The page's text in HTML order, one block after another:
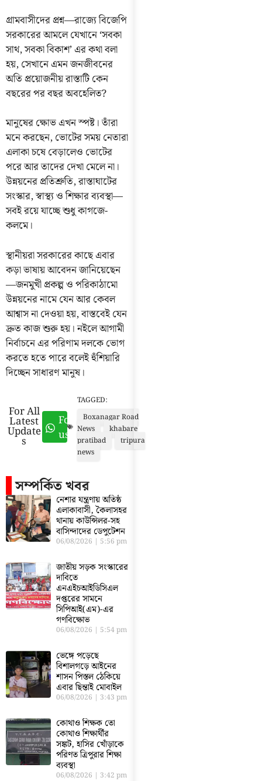
গ্রামবাসীদের প্রশ্ন—রাজ্যে বিজেপি
সরকারের আমলে যেখানে ‘সবকা
সাথ, সবকা বিকাশ’ এর কথা বলা
হয়, সেখানে এমন জনজীবনের
অতি প্রয়োজনীয় রাস্তাটি কেন
বছরের পর বছর অবহেলিত?
মানুষের ক্ষোভ এখন স্পষ্ট। তাঁরা
মনে করছেন, ভোটের সময় নেতারা
এলাকা চষে বেড়ালেও ভোটের
পরে আর তাদের দেখা মেলে না।
উন্নয়নের প্রতিশ্রুতি, রাস্তাঘাটের
সংস্কার, স্বাস্থ্য ও শিক্ষার ব্যবস্থা—
সবই রয়ে যাচ্ছে শুধু কাগজে-
কলমে।
স্থানীয়রা সরকারের কাছে এবার
কড়া ভাষায় আবেদন জানিয়েছেন
—জনমুখী প্রকল্প ও পরিকাঠামো
উন্নয়নের নামে যেন আর কেবল
আশ্বাস না দেওয়া হয়, বাস্তবেই যেন
দ্রুত কাজ শুরু হয়। নইলে আগামী
নির্বাচনে এর পরিণাম দলকে ভোগ
করতে হতে পারে বলেই হুঁশিয়ারি
দিচ্ছেন সাধারণ মানুষ।
For All
Latest
Update
s
Follow
us
TAGGED:
Boxanagar Road
News
khabare
pratibad
tripura
news
সম্পর্কিত খবর
নেশার যন্ত্রণায় অতিষ্ঠ
এলাকাবাসী, কৈলাসহর
থানায় কাউন্সিলর-সহ
বাসিন্দাদের ডেপুটেশন
06/08/2026 5:56 pm
জাতীয় সড়ক সংস্কারের
দাবিতে
এনএইচআইডিসিএল
দপ্তরের সামনে
সিপিআই(এম)-এর
গণবিক্ষোভ
06/08/2026 5:54 pm
ভেঙ্গে পড়েছে
বিশালগড়ে আইনের
শাসন পিস্তল ঠেকিয়ে
এবার ছিন্তাই মোবাইল
06/08/2026 3:43 pm
কোথাও শিক্ষক তো
কোথাও শিক্ষার্থীর
সঙ্কট, হাসির খোঁড়াকে
পরিণত ত্রিপুরার শিক্ষা
ব্যবস্থা
06/08/2026 3:42 pm